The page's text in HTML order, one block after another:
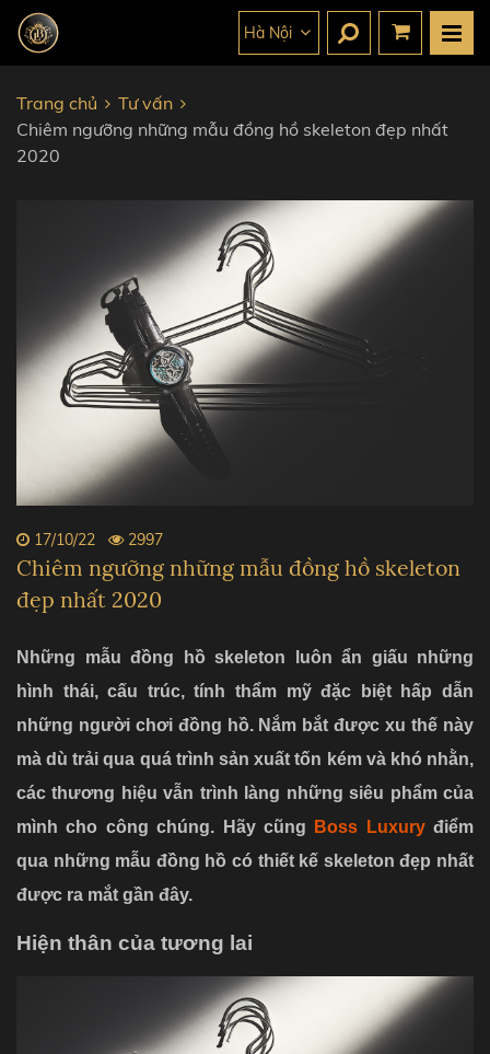
Hà Nội
Trang chủ
Tư vấn
Chiêm ngưỡng những mẫu đồng hồ skeleton đẹp nhất
2020
17/10/22 2997
Chiêm ngưỡng những mẫu đồng hồ skeleton
đẹp nhất 2020
Những mẫu đồng hồ skeleton luôn ẩn giấu những
hình thái, cấu trúc, tính thẩm mỹ đặc biệt hấp dẫn
những người chơi đồng hồ. Nắm bắt được xu thế này
mà dù trải qua quá trình sản xuất tốn kém và khó nhằn,
các thương hiệu vẫn trình làng những siêu phẩm của
mình cho công chúng. Hãy cũng
Boss Luxuryđiểm
qua những mẫu đồng hồ có thiết kế skeleton đẹp nhất
được ra mắt gần đây.
Hiện thân của tương lai